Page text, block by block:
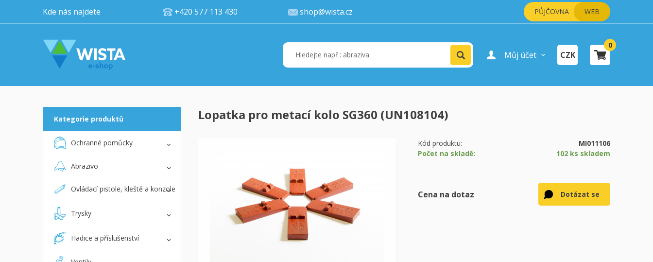
Kde nás najdete +420 577 113 430 shop@wista.cz PŮJČOVNA WEB
Vyhledat
Můj účet
Přihlášení uživatele
CZK
0
Váš košík je prázdný.
K pokladně
Kategorie produktů
Ochranné pomůcky
Abrazivo
Ovládací pistole, kleště a konzole
Trysky
Hadice a příslušenství
Lopatka pro metací kolo SG360 (UN108104)
Kód produktu:
MI011106
Počet na skladě:
102 ks skladem
Cena na dotaz Dotázat se